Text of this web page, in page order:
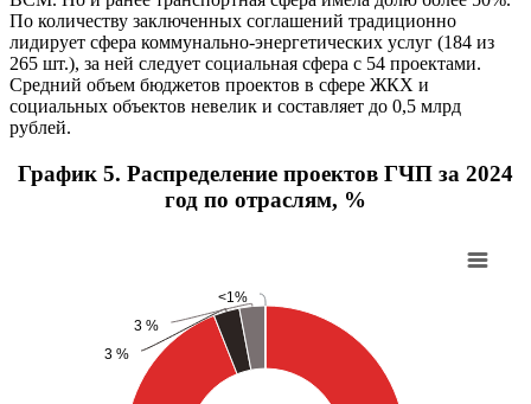
По количеству заключенных соглашений традиционно
лидирует сфера коммунально-энергетических услуг (184 из
265 шт.), за ней следует социальная сфера с 54 проектами.
Средний объем бюджетов проектов в сфере ЖКХ и
социальных объектов невелик и составляет до 0,5 млрд
рублей.
График 5. Распределение проектов ГЧП за 2024
год по отраслям, %
3 %
3 %
3 %
3 %
<1%
<1%